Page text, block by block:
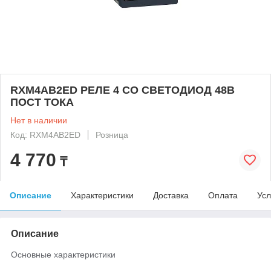
RXM4AB2ED РЕЛЕ 4 CO СВЕТОДИОД 48В
ПОСТ ТОКА
Нет в наличии
Код: RXM4AB2ED
Розница
4 770 ₸
Описание Характеристики Доставка Оплата
Описание
Основные характеристики